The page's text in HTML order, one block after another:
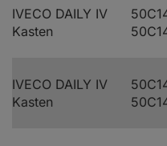
IVECO DAILY IV
Kasten
IVECO DAILY IV
Kasten